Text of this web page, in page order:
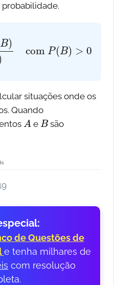
P(B
situações onde os
Quando
A e B são
de Questões de
e tenha milhares de
com resolução